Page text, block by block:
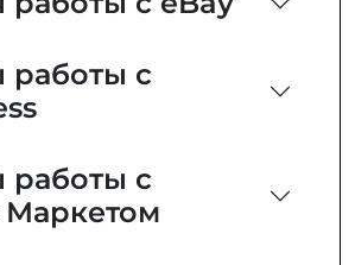
работы с
работы с
Маркетом